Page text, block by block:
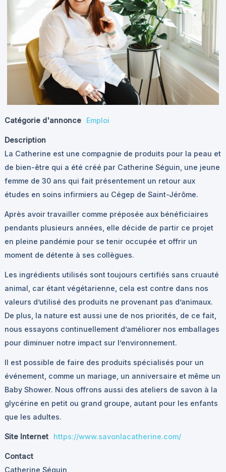
Catégorie d'annonce Emploi
Description
La Catherine est une compagnie de produits pour la peau et
de bien-être qui a été créé par Catherine Séguin, une jeune
femme de 30 ans qui fait présentement un retour aux
études en soins infirmiers au Cégep de Saint-Jérôme.
Après avoir travailler comme préposée aux bénéficiaires
pendants plusieurs années, elle décide de partir ce projet
en pleine pandémie pour se tenir occupée et offrir un
moment de détente à ses collègues.
Les ingrédients utilisés sont toujours certifiés sans cruauté
animal, car étant végétarienne, cela est contre dans nos
valeurs d’utilisé des produits ne provenant pas d’animaux.
De plus, la nature est aussi une de nos priorités, de ce fait,
nous essayons continuellement d’améliorer nos emballages
pour diminuer notre impact sur l’environnement.
Il est possible de faire des produits spécialisés pour un
événement, comme un mariage, un anniversaire et même un
Baby Shower. Nous offrons aussi des ateliers de savon à la
glycérine en petit ou grand groupe, autant pour les enfants
que les adultes.
Site Internet https://www.savonlacatherine.com/
Contact
Catherine Séguin